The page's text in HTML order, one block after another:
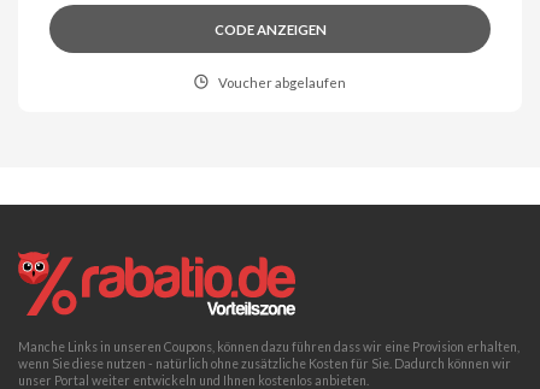
CODE ANZEIGEN
Voucher abgelaufen
Manche Links in unseren Coupons, können dazu führen dass wir eine Provision erhalten,
wenn Sie diese nutzen - natürlich ohne zusätzliche Kosten für Sie. Dadurch können wir
unser Portal weiter entwickeln und Ihnen kostenlos anbieten.